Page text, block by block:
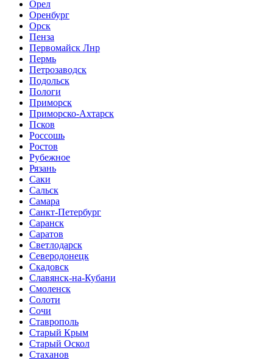
Орел
Оренбург
Орск
Пенза
Первомайск Лнр
Пермь
Петрозаводск
Подольск
Пологи
Приморск
Приморско-Ахтарск
Псков
Россошь
Ростов
Рубежное
Рязань
Саки
Сальск
Самара
Санкт-Петербург
Саранск
Саратов
Светлодарск
Северодонецк
Скадовск
Славянск-на-Кубани
Смоленск
Солоти
Сочи
Ставрополь
Старый Крым
Старый Оскол
Стаханов